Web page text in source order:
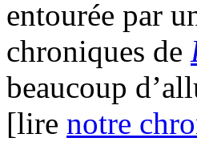
entourée par
chroniques de
beaucoup
[lire notre